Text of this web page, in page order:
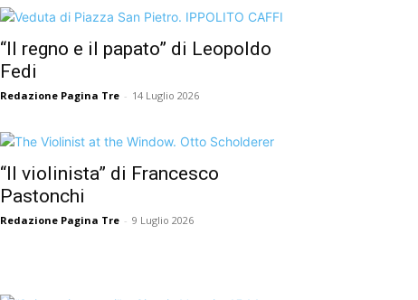
“Il regno e il papato” di Leopoldo
Fedi
Redazione Pagina Tre - 14 Luglio 2026
“Il violinista” di Francesco
Pastonchi
Redazione Pagina Tre - 9 Luglio 2026